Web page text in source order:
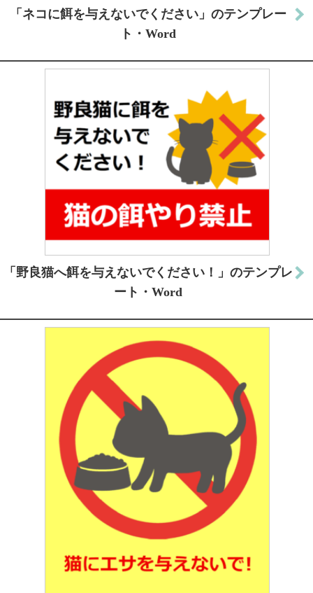
「ネコに餌を与えないでください」のテンプレー
ト・Word
「野良猫へ餌を与えないでください！」のテンプレ
ート・Word